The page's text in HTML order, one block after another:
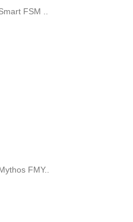
FSM ..
FMY..